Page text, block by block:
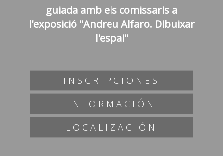
guiada amb els comissaris a
l'exposició "Andreu Alfaro. Dibuixar
l'espai"
INSCRIPCIONES
INFORMACIÓN
LOCALIZACIÓN